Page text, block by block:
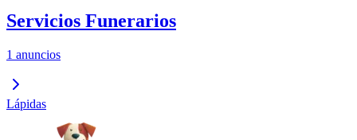
Servicios Funerarios
1 anuncios
Lápidas